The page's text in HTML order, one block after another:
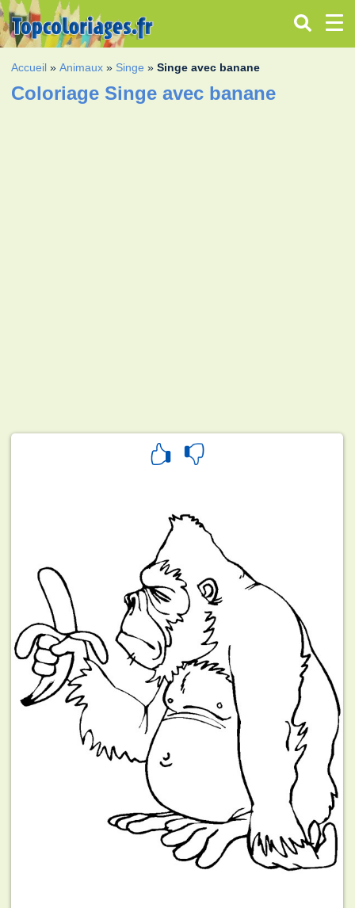
Accueil »Animaux » Singe »Singe avec banane
Coloriage Singe avec banane